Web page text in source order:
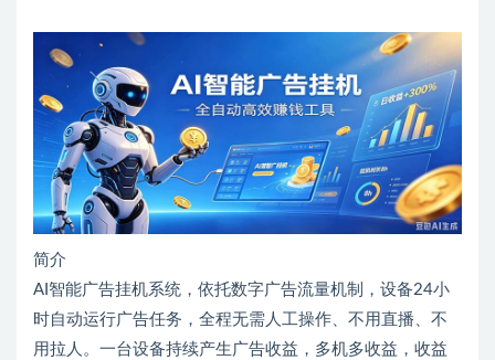
简介
AI智能广告挂机系统，依托数字广告流量机制，设备24小
时自动运行广告任务，全程无需人工操作、不用直播、不
用拉人。一台设备持续产生广告收益，多机多收益，收益